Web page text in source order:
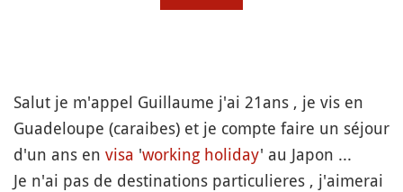
Salut je m'appel Guillaume j'ai 21ans , je vis en
Guadeloupe (caraibes) et je compte faire un séjour
d'un ans en visa 'working holiday' au Japon ...
Je n'ai pas de destinations particulieres , j'aimerai